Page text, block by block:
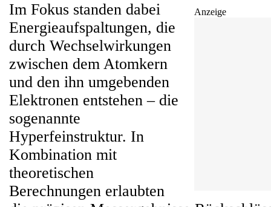
Anzeige
Im Fokus standen dabei
Energieaufspaltungen, die
durch Wechselwirkungen
zwischen dem Atomkern
und den ihn umgebenden
Elektronen entstehen – die
sogenannte
Hyperfeinstruktur. In
Kombination mit
theoretischen
Berechnungen erlaubten